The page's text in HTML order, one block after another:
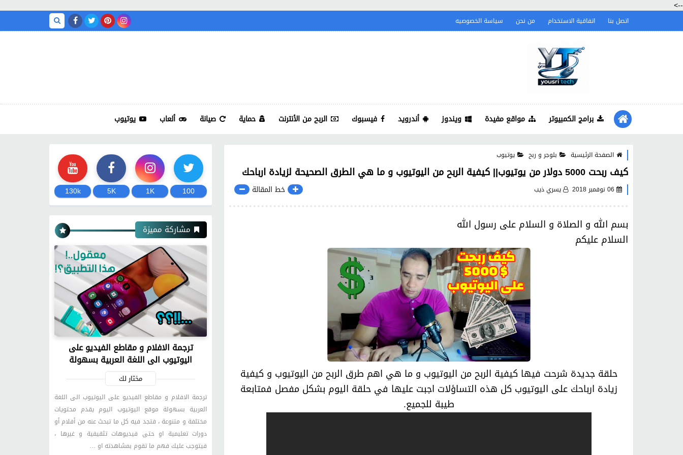
-->
اتصل بنا اتفاقية الاستخدام من نحن سياسة الخصوصيه
برامج الكمبيوتر مواقع مفيدة ويندوز أندرويد فيسبوك الربح من الأنترنت حماية صيانة ألعاب يوتيوب
الصفحة الرئيسية بلوجر و ربح يوتيوب
كيف ربحت 5000 دولار من يوتيوب|| كيفية الربح من اليوتيوب و ما هي الطرق الصحيحة لزيادة ارباحك
06 نوفمبر 2018 يسري ذيب خط المقالة
بسم الله و الصلاة و السلام على رسول الله
السلام عليكم
حلقة جديدة شرحت فيها كيفية الربح من اليوتيوب و ما هي اهم طرق الربح من اليوتيوب و كيفية
زيادة ارباحك على اليوتيوب كل هذه التساؤلات اجبت عليها في حلقة اليوم بشكل مفصل فمتابعة
طيبة للجميع.
100
1K
5K
130k
مشاركة مميزة
ترجمة الافلام و مقاطع الفيديو على
اليوتيوب الى اللغة العربية بسهولة
مختار لك
ترجمة الافلام و مقاطع الفيديو على اليوتيوب الى اللغة
العربية بسهولة موقع اليوتيوب اليوم يقدم محتويات
مختلفة و متنوعة ، فتجد فيه كل ما تبحث عنه من أفلام أو
دورات تعليمية او حتى فيديوهات تثقيفية و غيرها ،
فيتوجب عليك فهم ما تقوم بمشاهدته او …